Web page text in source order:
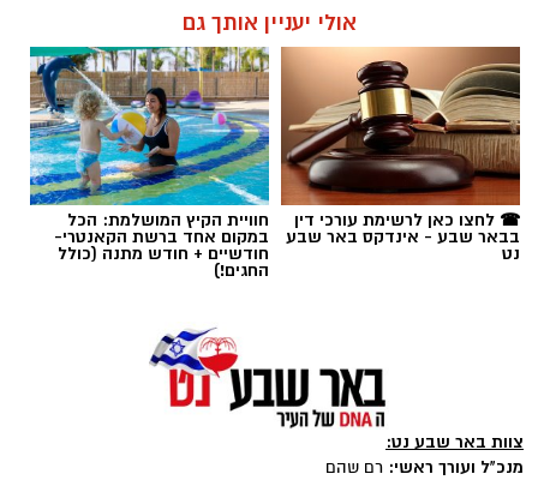
אולי יעניין אותך גם
☎ לחצו כאן לרשימת עורכי דין
בבאר שבע - אינדקס באר שבע
נט
חוויית הקיץ המושלמת: הכל
במקום אחד ברשת הקאנטרי-
חודשיים + חודש מתנה (כולל
החגים!)
צוות באר שבע נט:
מנכ"ל ועורך ראשי: רם שהם